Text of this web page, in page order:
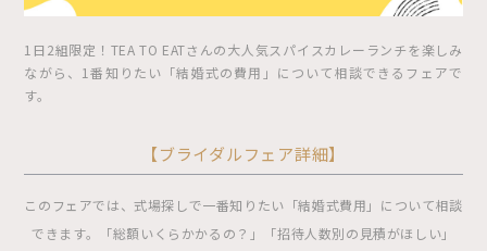
1日2組限定！TEA TO EATさんの大人気スパイスカレーランチを楽しみ
ながら、1番知りたい「結婚式の費用」について相談できるフェアで
す。
【ブライダルフェア詳細】
このフェアでは、式場探しで一番知りたい「結婚式費用」について相談
できます。「総額いくらかかるの？」「招待人数別の見積がほしい」